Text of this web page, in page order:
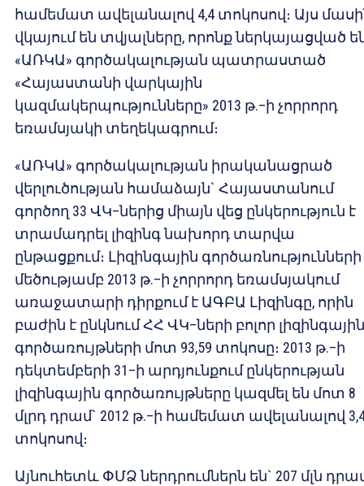
համեմատ ավելանալով 4,4 տոկոսով։ Այս
վկայում են տվյալները, որոնք ներկայացված
«ԱՌԿԱ» գործակալության պատրաստած
«Հայաստանի վարկային
կազմակերպությունները» 2013 թ.–ի չորրորդ
եռամսյակի տեղեկագրում։
«ԱՌԿԱ» գործակալության իրականացրած
վերլուծության համաձայն` Հայաստանում
գործող 33 ՎԿ–ներից միայն վեց ընկերություն է
տրամադրել լիզինգ նախորդ տարվա
ընթացքում։ Լիզինգային գործառնությունների
մեծությամբ 2013 թ.–ի չորրորդ եռամսյակում
առաջատարի դիրքում է ԱԳԲԱ Լիզինգը, որին
բաժին է ընկնում ՀՀ ՎԿ–ների բոլոր լիզինգային
գործառույթների մոտ 93,59 տոկոսը։ 2013 թ.–ի
դեկտեմբերի 31–ի արդյունքում ընկերության
լիզինգային գործառույթները կազմել են մոտ 8
մլրդ դրամ` 2012 թ.–ի համեմատ ավելանալով
տոկոսով։
Այնուհետև ՓՄՁ ներդրումներն են` 207 մլն